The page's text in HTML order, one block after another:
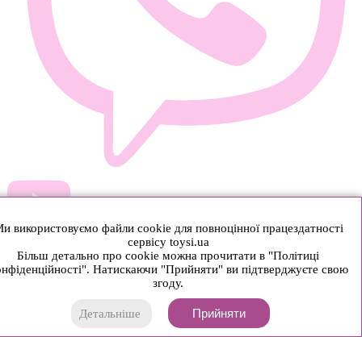
використовуємо файли cookie для повноцінної працездатності
сервісу toysi.ua
Більш детально про cookie можна прочитати в "Політиці
Натискаючи "Прийняти" ви підтверджуєте свою
згоду.
Детальніше Прийняти